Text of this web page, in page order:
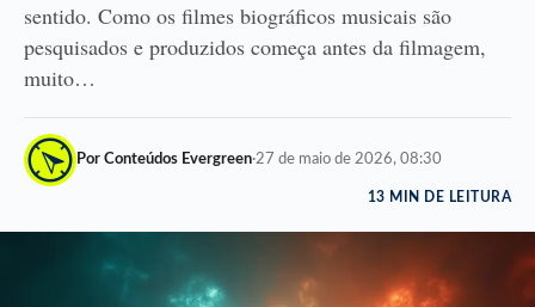
sentido. Como os filmes biográficos musicais são
pesquisados e produzidos começa antes da filmagem,
muito…
Por Conteúdos Evergreen·27 de maio de 2026, 08:30
13 MIN DE LEITURA